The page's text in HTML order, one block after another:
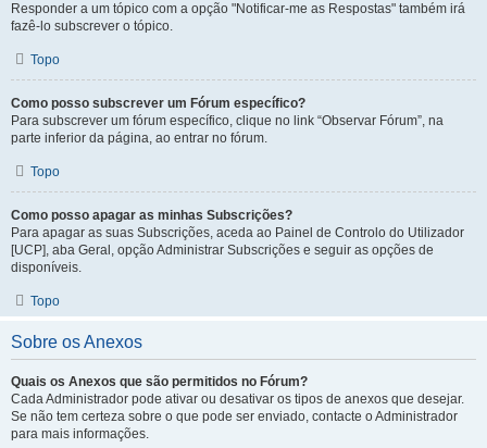
Responder a um tópico com a opção "Notificar-me as Respostas" também irá
fazê-lo subscrever o tópico.
Topo
Como posso subscrever um Fórum específico?
Para subscrever um fórum específico, clique no link “Observar Fórum”, na
parte inferior da página, ao entrar no fórum.
Topo
Como posso apagar as minhas Subscrições?
Para apagar as suas Subscrições, aceda ao Painel de Controlo do Utilizador
[UCP], aba Geral, opção Administrar Subscrições e seguir as opções de
disponíveis.
Topo
Sobre os Anexos
Quais os Anexos que são permitidos no Fórum?
Cada Administrador pode ativar ou desativar os tipos de anexos que desejar.
Se não tem certeza sobre o que pode ser enviado, contacte o Administrador
para mais informações.